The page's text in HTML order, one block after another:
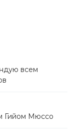
всем
Гийом Мюссо